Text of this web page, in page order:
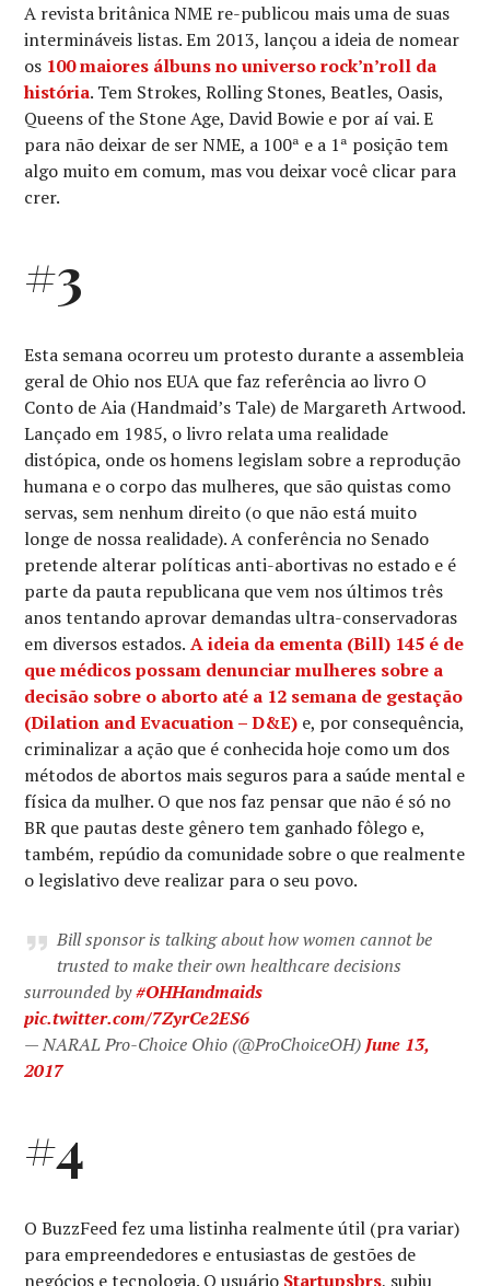
A revista britânica NME re-publicou mais uma de suas
intermináveis listas. Em 2013, lançou a ideia de nomear
os 100 maiores álbuns no universo rock’n’roll da
história. Tem Strokes, Rolling Stones, Beatles, Oasis,
Queens of the Stone Age, David Bowie e por aí vai. E
para não deixar de ser NME, a 100ª e a 1ª posição tem
algo muito em comum, mas vou deixar você clicar para
crer.
#3
Esta semana ocorreu um protesto durante a assembleia
geral de Ohio nos EUA que faz referência ao livro O
Conto de Aia (Handmaid’s Tale) de Margareth Artwood.
Lançado em 1985, o livro relata uma realidade
distópica, onde os homens legislam sobre a reprodução
humana e o corpo das mulheres, que são quistas como
servas, sem nenhum direito (o que não está muito
longe de nossa realidade). A conferência no Senado
pretende alterar políticas anti-abortivas no estado e é
parte da pauta republicana que vem nos últimos três
anos tentando aprovar demandas ultra-conservadoras
em diversos estados. A ideia da ementa (Bill) 145 é de
que médicos possam denunciar mulheres sobre a
decisão sobre o aborto até a 12 semana de gestação
(Dilation and Evacuation – D&E) e, por consequência,
criminalizar a ação que é conhecida hoje como um dos
métodos de abortos mais seguros para a saúde mental e
física da mulher. O que nos faz pensar que não é só no
BR que pautas deste gênero tem ganhado fôlego e,
também, repúdio da comunidade sobre o que realmente
o legislativo deve realizar para o seu povo.
Bill sponsor is talking about how women cannot be
trusted to make their own healthcare decisions
surrounded by#OHHandmaids
pic.twitter.com/7ZyrCe2ES6
— NARAL Pro-Choice Ohio (@ProChoiceOH) June 13,
2017
#4
O BuzzFeed fez uma listinha realmente útil (pra variar)
para empreendedores e entusiastas de gestões de
negócios e tecnologia. O usuário Startupsbrs, subiu